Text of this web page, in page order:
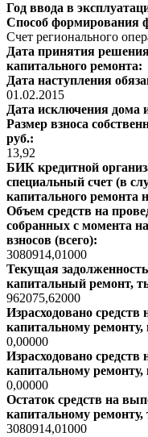
Год ввода в
Способ формирования
Счет регионального
Дата принятия
капитального ремонта:
Дата наступления
01.02.2015
Дата исключения дома
Размер взноса
руб.:
13,92
БИК кредитной
специальный счет (в
капитального ремонта
Объем средств на
собранных с момента
взносов (всего):
3080914,01000
Текущая
капитальный ремонт,
962075,62000
Израсходовано
капитальному ремонту,
0,00000
Израсходовано
капитальному ремонту,
0,00000
Остаток средств на
капитальному ремонту,
3080914,01000